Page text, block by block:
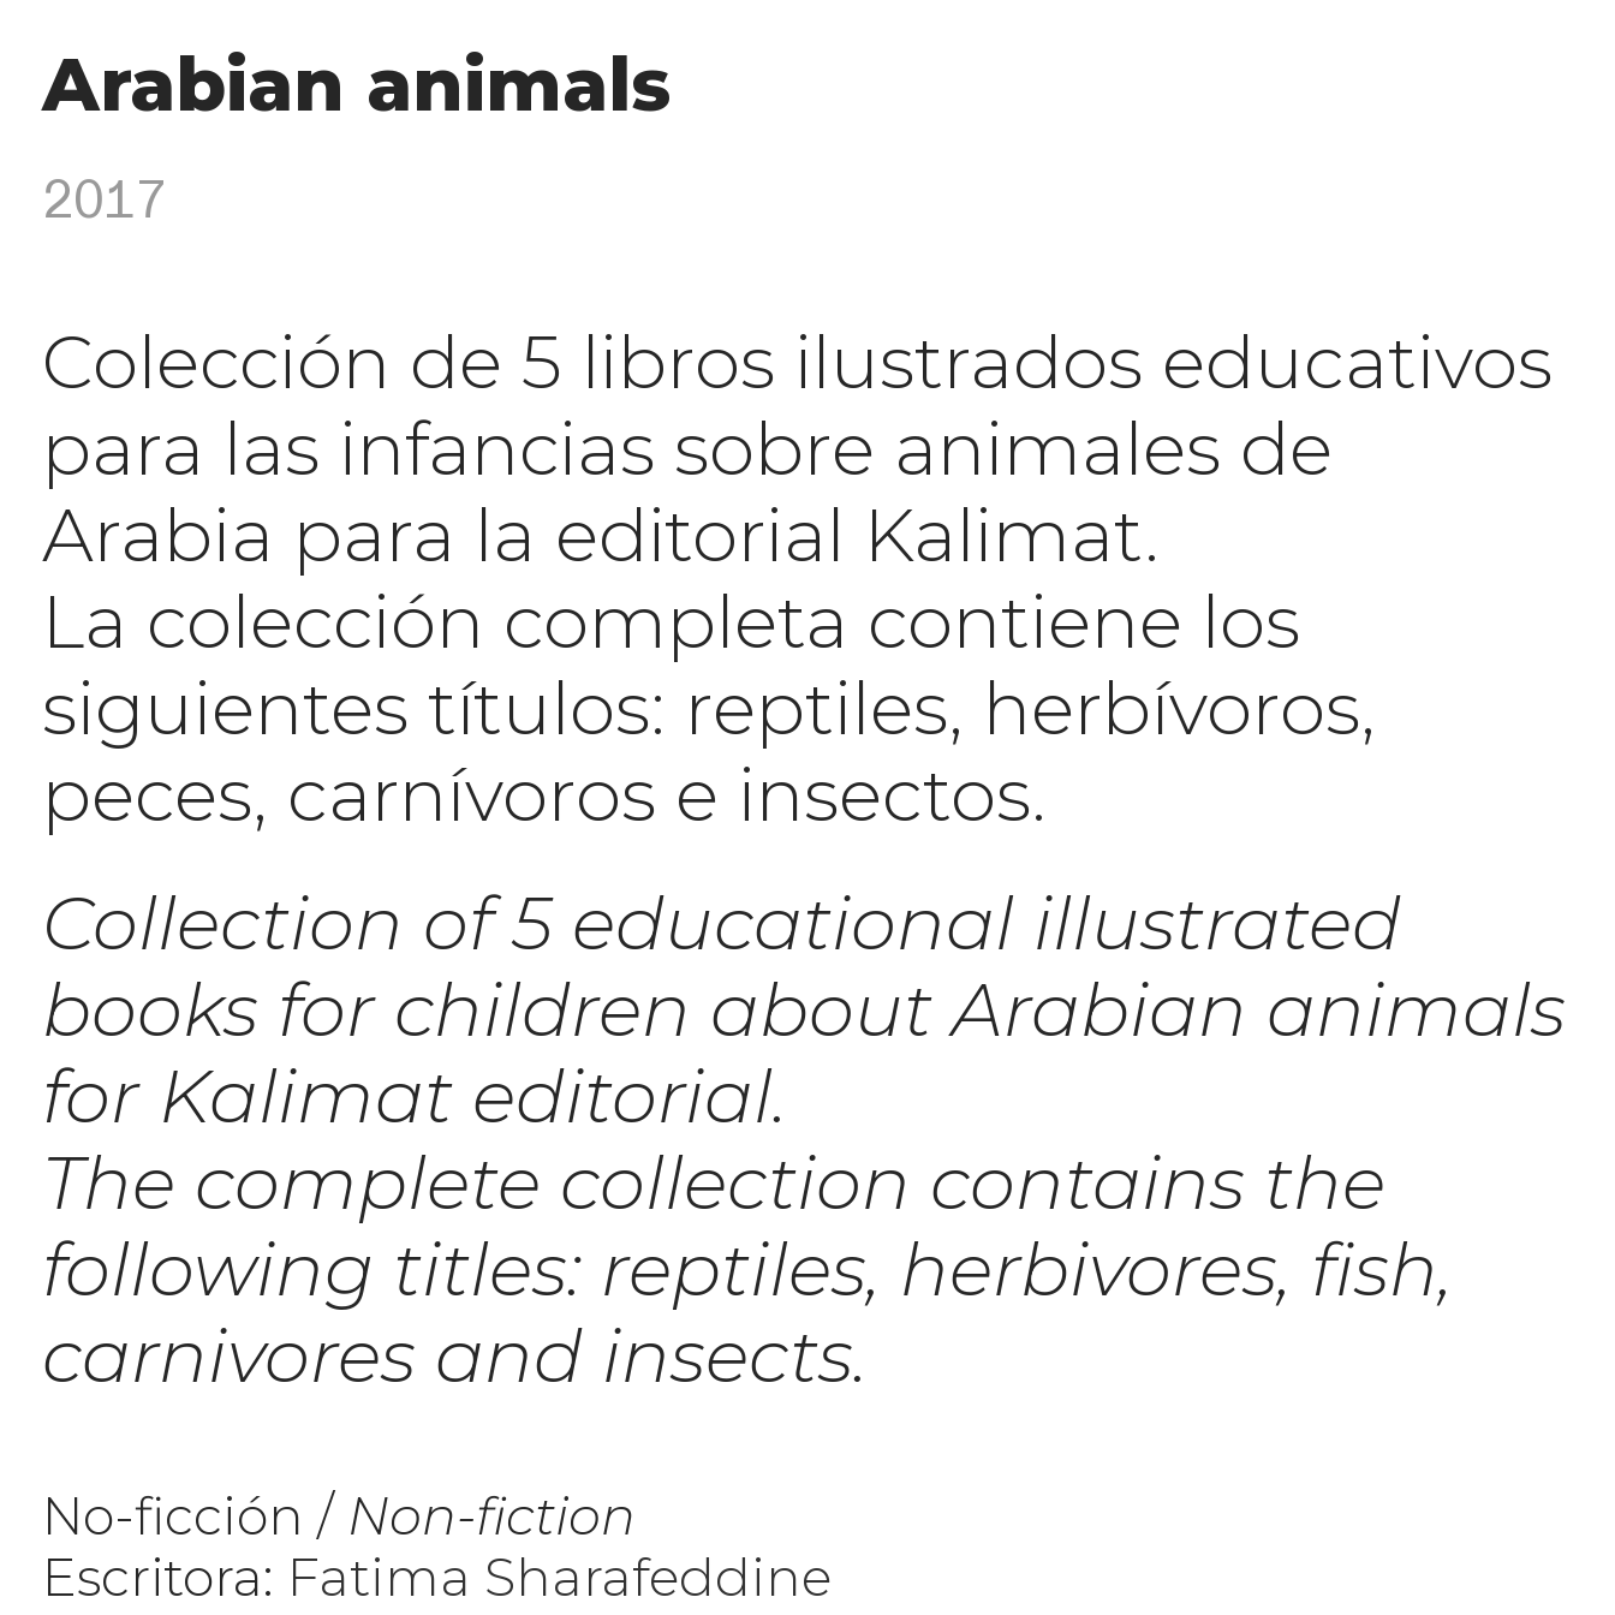
Arabian animals
2017
Colección de 5 libros ilustrados educativos
para las infancias sobre animales de
Arabia para la editorial Kalimat.
La colección completa contiene los
siguientes títulos: reptiles, herbívoros,
peces, carnívoros e insectos.
Collection of 5 educational illustrated
books for children about Arabian animals
for Kalimat editorial.
The complete collection contains the
following titles: reptiles, herbivores, fish,
carnivores and insects.
No-ficción / Non-fiction
Escritora: Fatima Sharafeddine